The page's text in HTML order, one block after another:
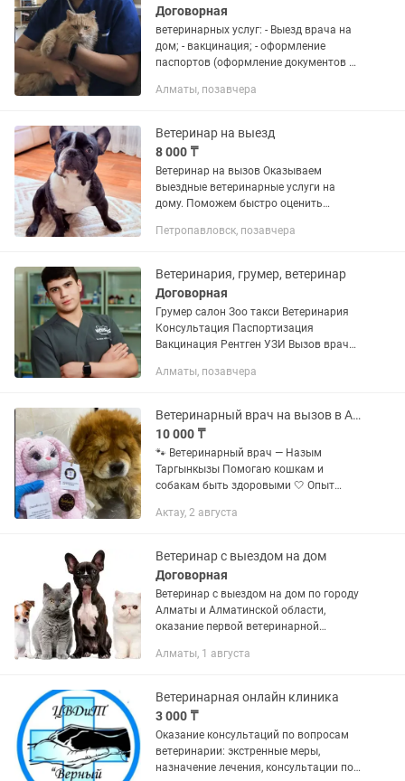
Договорная
ветеринарных услуг: - Выезд врача на
дом; - вакцинация; - оформление
паспортов (оформление документов на
интенсивная терапия; - лечение
Алматы, позавчера
Ветеринар на выезд
8 000 ₸
Ветеринар на вызов Оказываем
выездные ветеринарные услуги на
дому. Поможем быстро оценить
осмотр, установить предварительный
—...
Петропавловск, позавчера
Ветеринария, грумер, ветеринар
Договорная
Грумер салон Зоо такси Ветеринария
Консультация Паспортизация
Вакцинация Рентген УЗИ Вызов врача
Алматы, позавчера
Ветеринарный врач на вызов в Актау
10 000 ₸
🐾 Ветеринарный врач — Назым
Таргынкызы Помогаю кошкам и
собакам быть здоровыми 🤍 Опыт
консультации ✔️ Лечение и назначения
Профилактика и...
Актау, 2 августа
Ветеринар с выездом на дом
Договорная
Ветеринар с выездом на дом по городу
Алматы и Алматинской области,
оказание первой ветеринарной
манипуляции, диагностика, лечение
телефону...
Алматы, 1 августа
Ветеринарная онлайн клиника
3 000 ₸
Оказание консультаций по вопросам
ветеринарии: экстренные меры,
назначение лечения, консультации по